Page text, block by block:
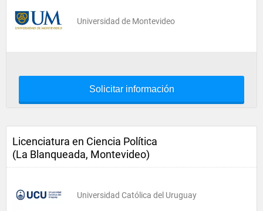
Universidad de Montevideo
Solicitar información
Licenciatura en Ciencia Política
(La Blanqueada, Montevideo)
Universidad Católica del Uruguay